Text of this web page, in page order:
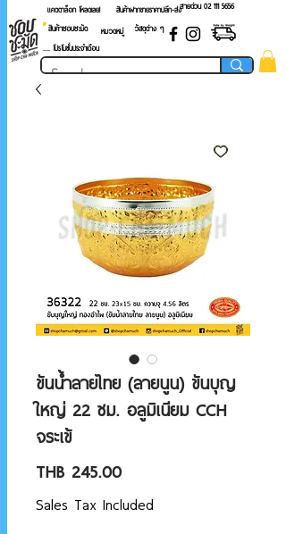
แคตตาล็อก โหลดเลย! สายด่วน 02 ​111 5656
สินค้าฝากขายราคาปลีก-ส่ง
สินค้าชอบชะมัด
หมวดหมู่
วัสดุต่าง ๆ
.... โปรโมชั่นประจำเดือน
ขันน้ำลายไทย (ลายนูน) ขันบุญ
ใหญ่ 22 ซม. อลูมิเนียม CCH
จระเข้
THB 245.00Price
Sales Tax Included